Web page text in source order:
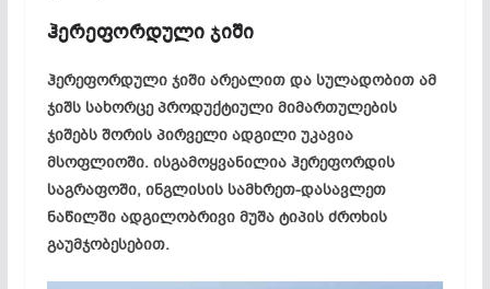
ჰერეფორდულიჯიში
ჰერეფორდულიჯიში არეალით და სულადობით ამ
ჯიშს სახორცე პროდუქტიული მიმართულების
ჯიშებს შორის პირველი ადგილი უკავია
მსოფლიოში. ისგამოყვანილია ჰერეფორდის
საგრაფოში, ინგლისის სამხრეთ-დასავლეთ
ნაწილში ადგილობრივი მუშა ტიპის ძროხის
გაუმჯობესებით.